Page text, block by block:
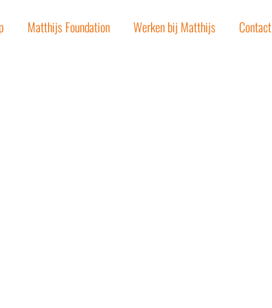
Matthijs Foundation Werken bij Matthijs Contact